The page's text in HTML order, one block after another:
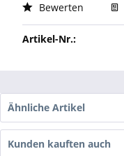
Bewerten
Artikel-Nr.:
Ähnliche Artikel
Kunden kauften auch